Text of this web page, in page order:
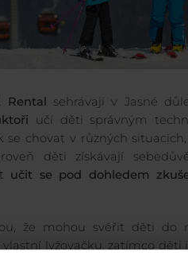
Rental sehrávají v Jasné
učí děti správným
se chovat v různých
děti získávají
učit se pod dohledem
že mohou svěřit děti do
lyžovačku, zatímco děti